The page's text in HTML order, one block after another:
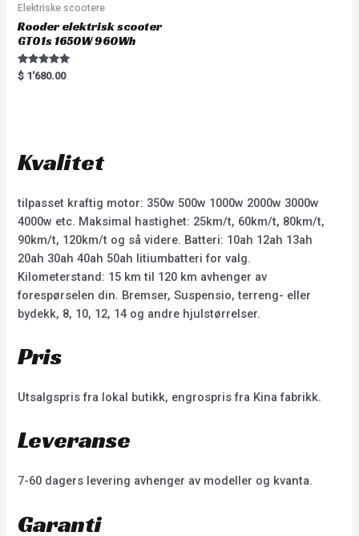
Elektriske scootere
Rooder elektrisk scooter
GT01s 1650W 960Wh
Rated
5.00
$ 1'680.00
Kvalitet
tilpasset kraftig motor: 350w 500w 1000w 2000w 3000w
4000w etc. Maksimal hastighet: 25km/t, 60km/t, 80km/t,
90km/t, 120km/t og så videre. Batteri: 10ah 12ah 13ah
20ah 30ah 40ah 50ah litiumbatteri for valg.
Kilometerstand: 15 km til 120 km avhenger av
forespørselen din. Bremser, Suspensio, terreng- eller
bydekk, 8, 10, 12, 14 og andre hjulstørrelser.
Pris
Utsalgspris fra lokal butikk, engrospris fra Kina fabrikk.
Leveranse
7-60 dagers levering avhenger av modeller og kvanta.
Garanti